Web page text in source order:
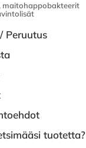
maitohappobakteerit
Peruutus
tuotetta?